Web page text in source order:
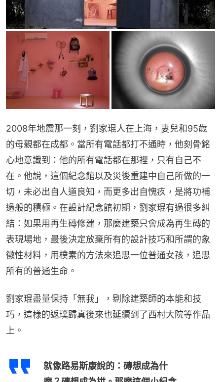
2008年地震那一刻，劉家琨人在上海，妻兒和95歲
的母親都在成都。當所有電話都打不通時，他刻骨銘
心地意識到：他的所有電話都在那裡，只有自己不
在。他說，這個紀念館以及災後重建中自己所做的一
切，未必出自人道良知，而更多出自愧疚，是將功補
過般的積極。在設計紀念館初期，劉家琨有過很多糾
結：如果用再生磚修建，那麼建築只會成為再生磚的
表現場地，最後決定放棄所有的設計技巧和所謂的象
徵性材料，用樸素的方法來追思一位普通女孩，追思
所有的普通生命。
劉家琨盡量保持「無我」，剔除建築師的本能和技
巧，這樣的返璞歸真後來也延續到了西村大院等作品
上。
就像路易斯康說的：磚想成為什